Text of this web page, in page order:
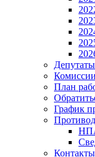
План
График
Контакты